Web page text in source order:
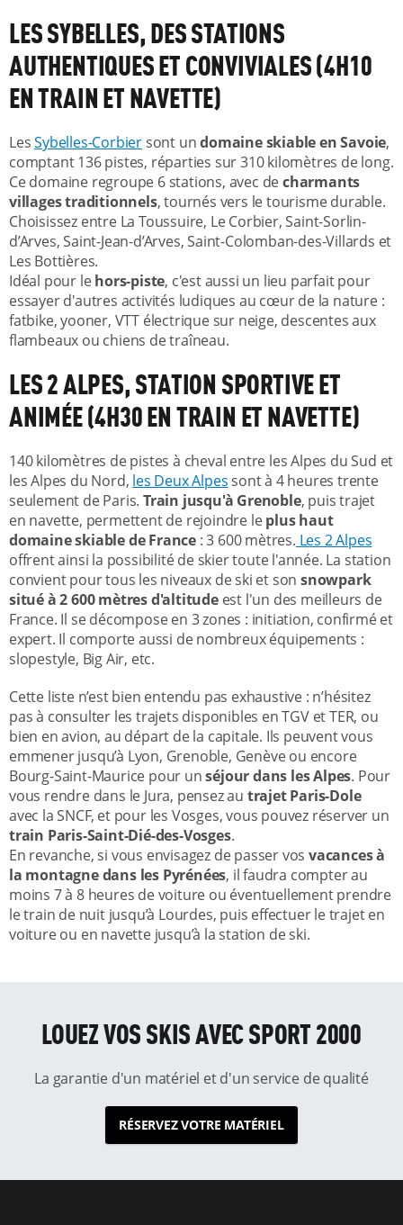
LES SYBELLES, DES STATIONS
AUTHENTIQUES ET CONVIVIALES (4H10
EN TRAIN ET NAVETTE)
LesSybelles-Corbiersont undomaine skiable en Savoie,
comptant 136 pistes, réparties sur 310 kilomètres de long.
Ce domaine regroupe 6 stations, avec decharmants
villages traditionnels, tournés vers le tourisme durable.
Choisissez entre La Toussuire, Le Corbier, Saint-Sorlin-
d’Arves, Saint-Jean-d’Arves, Saint-Colomban-des-Villards et
Les Bottières.
Idéal pour lehors-piste, c'est aussi un lieu parfait pour
essayer d'autres activités ludiques au cœur de la nature :
fatbike, yooner, VTT électrique sur neige, descentes aux
flambeaux ou chiens de traîneau.
LES 2 ALPES, STATION SPORTIVE ET
ANIMÉE (4H30 EN TRAIN ET NAVETTE)
140 kilomètres de pistes à cheval entre les Alpes du Sud et
les Alpes du Nord, les Deux Alpessont à 4 heures trente
seulement de Paris.Train jusqu'à Grenoble, puis trajet
en navette, permettent de rejoindre leplus haut
domaine skiable de France : 3 600 mètres. Les 2 Alpes
offrent ainsi la possibilité de skier toute l'année. La station
convient pour tous les niveaux de ski et son snowpark
situé à 2 600 mètres d'altitudeest l'un des meilleurs de
France. Il se décompose en 3 zones : initiation, confirmé et
expert. Il comporte aussi de nombreux équipements :
slopestyle, Big Air, etc.
Cette liste n’est bien entendu pas exhaustive : n’hésitez
pas à consulter les trajets disponibles en TGV et TER, ou
bien en avion, au départ de la capitale. Ils peuvent vous
emmener jusqu’à Lyon, Grenoble, Genève ou encore
Bourg-Saint-Maurice pour unséjour dans les Alpes. Pour
vous rendre dans le Jura, pensez au trajet Paris-Dole
avec la SNCF, et pour les Vosges, vous pouvez réserver un
train Paris-Saint-Dié-des-Vosges.
En revanche, si vous envisagez de passer vos vacances à
la montagne dans les Pyrénées, il faudra compter au
moins 7 à 8 heures de voiture ou éventuellement prendre
le train de nuit jusqu’à Lourdes, puis effectuer le trajet en
voiture ou en navette jusqu’à la station de ski.
LOUEZ VOS SKIS AVEC SPORT 2000
La garantie d'un matériel et d'un service de qualité
RÉSERVEZ VOTRE MATÉRIEL